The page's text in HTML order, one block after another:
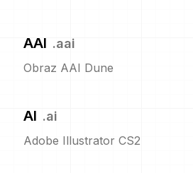
AAI .aai
Obraz AAI Dune
AI .ai
Adobe Illustrator CS2